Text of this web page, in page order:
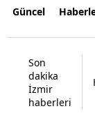
Güncel
Son
dakika
İzmir
haberleri